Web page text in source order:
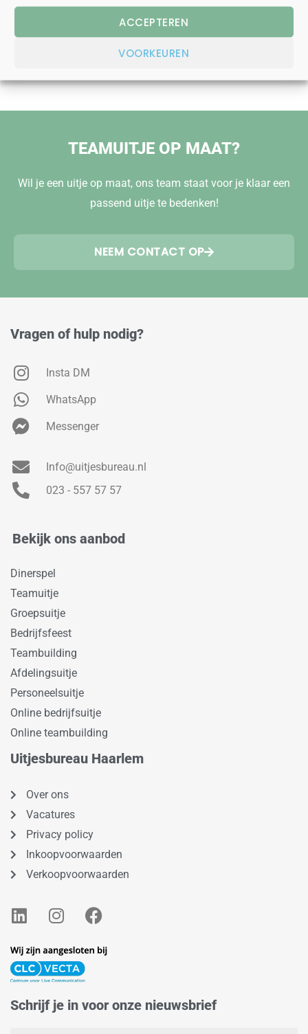
ACCEPTEREN
VOORKEUREN
LIEVER BELLEN?
TEAMUITJE OP MAAT?
Wil je een uitje op maat, ons team staat voor je klaar een
passend uitje te bedenken!
NEEM CONTACT OP
Vragen of hulp nodig?
Insta DM
WhatsApp
Messenger
Info@uitjesbureau.nl
023 - 557 57 57
Bekijk ons aanbod
Dinerspel
Teamuitje
Groepsuitje
Bedrijfsfeest
Teambuilding
Afdelingsuitje
Personeelsuitje
Online bedrijfsuitje
Online teambuilding
Uitjesbureau Haarlem
Over ons
Vacatures
Privacy policy
Inkoopvoorwaarden
Verkoopvoorwaarden
L
i
k
e
i
I
n
t
a
r
F
a
e
o
Schrijf je in voor onze nieuwsbrief